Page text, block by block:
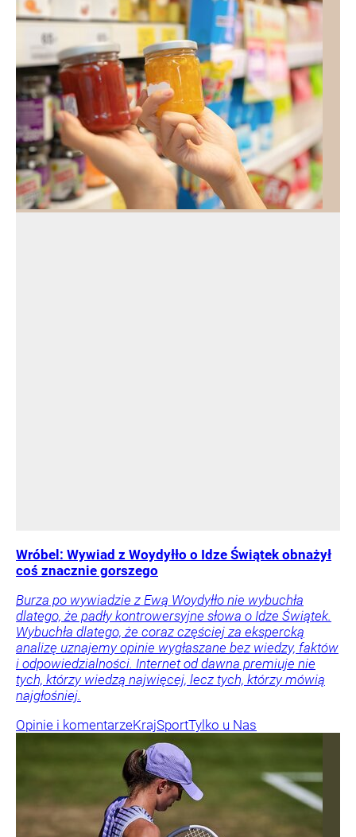
Wróbel: Wywiad z Woydyłło o Idze Świątek obnażył
coś znacznie gorszego
Burza po wywiadzie z Ewą Woydyłło nie wybuchła
dlatego, że padły kontrowersyjne słowa o Idze Świątek.
Wybuchła dlatego, że coraz częściej za ekspercką
analizę uznajemy opinie wygłaszane bez wiedzy, faktów
i odpowiedzialności. Internet od dawna premiuje nie
tych, którzy wiedzą najwięcej, lecz tych, którzy mówią
najgłośniej.
Opinie i komentarzeKrajSportTylko u Nas